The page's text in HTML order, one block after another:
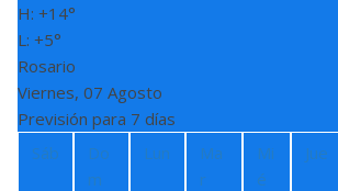
H: +14°
L: +5°
Rosario
Viernes, 07 Agosto
Previsión para 7 días
Sáb
Do
m
Lun
Ma
r
Mi
é
Jue